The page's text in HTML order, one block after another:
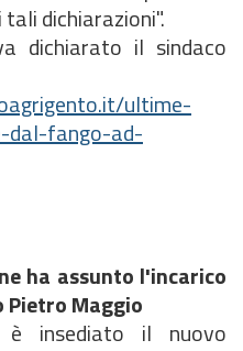
dichiarazioni".
dichiarato il sindaco
ultime-
dal-fango-ad-
ha assunto l'incarico
Pietro Maggio
insediato il nuovo